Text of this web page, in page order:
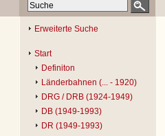
Erweiterte Suche
Start
Definiton
Länderbahnen (... - 1920)
DRG / DRB (1924-1949)
DB (1949-1993)
DR (1949-1993)